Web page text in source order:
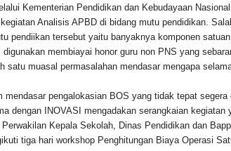
Kementerian Pendidikan dan Kebudayaan
Analisis APBD di bidang mutu pendidikan.
pendiikan tersebut yaitu banyaknya komponen
digunakan membiayai honor guru non PNS yang
satu muasal permasalahan mendasar mengapa
mendasar pengalokasian BOS yang tidak tepat
dengan INOVASI mengadakan serangkaian
Kepala Sekolah, Dinas Pendidikan dan
tiga hari workshop Penghitungan Biaya Operasi